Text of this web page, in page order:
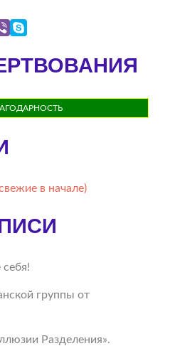
в начале)
группы от
Разделения».